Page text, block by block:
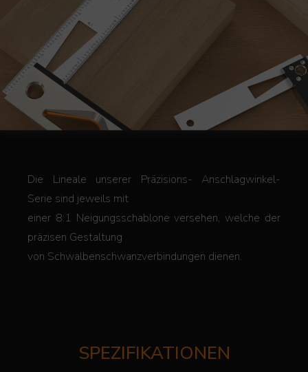
Die Lineale unserer Präzisions- Anschlagwinkel-
Serie sind jeweils mit
einer 8:1 Neigungsschablone versehen, welche der
präzisen Gestaltung
von Schwalbenschwanzverbindungen dienen.
SPEZIFIKATIONEN